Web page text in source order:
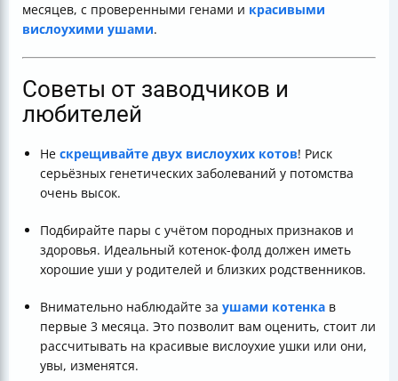
месяцев, с проверенными генами и красивыми
вислоухими ушами.
Советы от заводчиков и
любителей
Не скрещивайте двух вислоухих котов! Риск
серьёзных генетических заболеваний у потомства
очень высок.
Подбирайте пары с учётом породных признаков и
здоровья. Идеальный котенок-фолд должен иметь
хорошие уши у родителей и близких родственников.
Внимательно наблюдайте за ушами котенка в
первые 3 месяца. Это позволит вам оценить, стоит ли
рассчитывать на красивые вислоухие ушки или они,
увы, изменятся.